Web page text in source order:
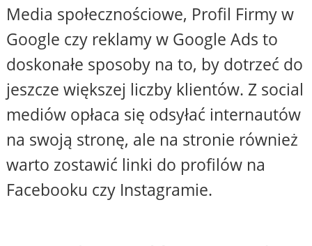
Media społecznościowe, Profil Firmy w
Google czy reklamy w Google Ads to
doskonałe sposoby na to, by dotrzeć do
jeszcze większej liczby klientów. Z social
mediów opłaca się odsyłać internautów
na swoją stronę, ale na stronie również
warto zostawić linki do profilów na
Facebooku czy Instagramie.